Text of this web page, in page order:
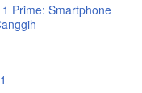
Prime: Smartphone